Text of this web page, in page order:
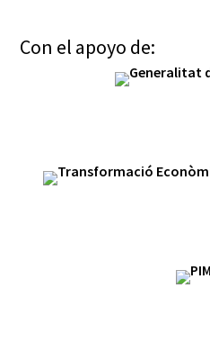
Con el apoyo de: